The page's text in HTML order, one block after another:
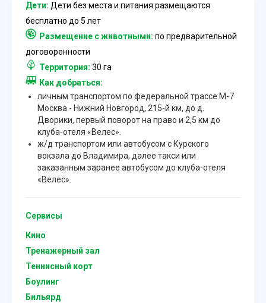
Дети: Дети без места и питания размещаются
бесплатно до 5 лет
Размещение с животными: по предварительной
договоренности
Территория: 30 га
Как добраться:
личным транспортом по федеральной трассе М-7
Москва - Нижний Новгород, 215-й км, до д.
Дворики, первый поворот на право и 2,5 км до
клуба-отеля «Велес».
ж/д транспортом или автобусом с Курского
вокзала до Владимира, далее такси или
заказанным заранее автобусом до клуба-отеля
«Велес».
Сервисы
Кино
Тренажерный зал
Теннисный корт
Боулинг
Бильярд